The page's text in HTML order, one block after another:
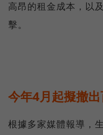
高昂的租金成本，以
擊。
今年4月起擬撤
根據多家媒體報導，